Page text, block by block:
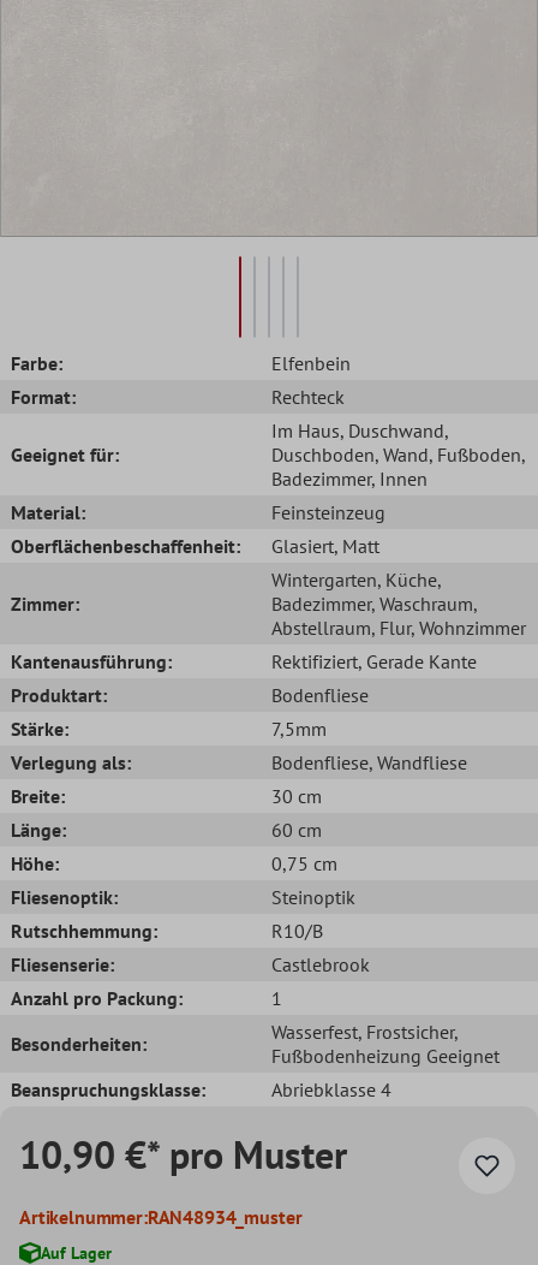
Farbe:
Elfenbein
Format:
Rechteck
Geeignet für:
Im Haus, Duschwand,
Duschboden, Wand, Fußboden,
Badezimmer, Innen
Material:
Feinsteinzeug
Oberflächenbeschaffenheit:
Glasiert, Matt
Zimmer:
Wintergarten, Küche,
Badezimmer, Waschraum,
Abstellraum, Flur, Wohnzimmer
Kantenausführung:
Rektifiziert, Gerade Kante
Produktart:
Bodenfliese
Stärke:
7,5mm
Verlegung als:
Bodenfliese, Wandfliese
Breite:
30 cm
Länge:
60 cm
Höhe:
0,75 cm
Fliesenoptik:
Steinoptik
Rutschhemmung:
R10/B
Fliesenserie:
Castlebrook
Anzahl pro Packung:
1
Besonderheiten:
Wasserfest, Frostsicher,
Fußbodenheizung Geeignet
Beanspruchungsklasse:
Abriebklasse 4
10,90 €* pro Muster
Artikelnummer:RAN48934_muster
Auf Lager